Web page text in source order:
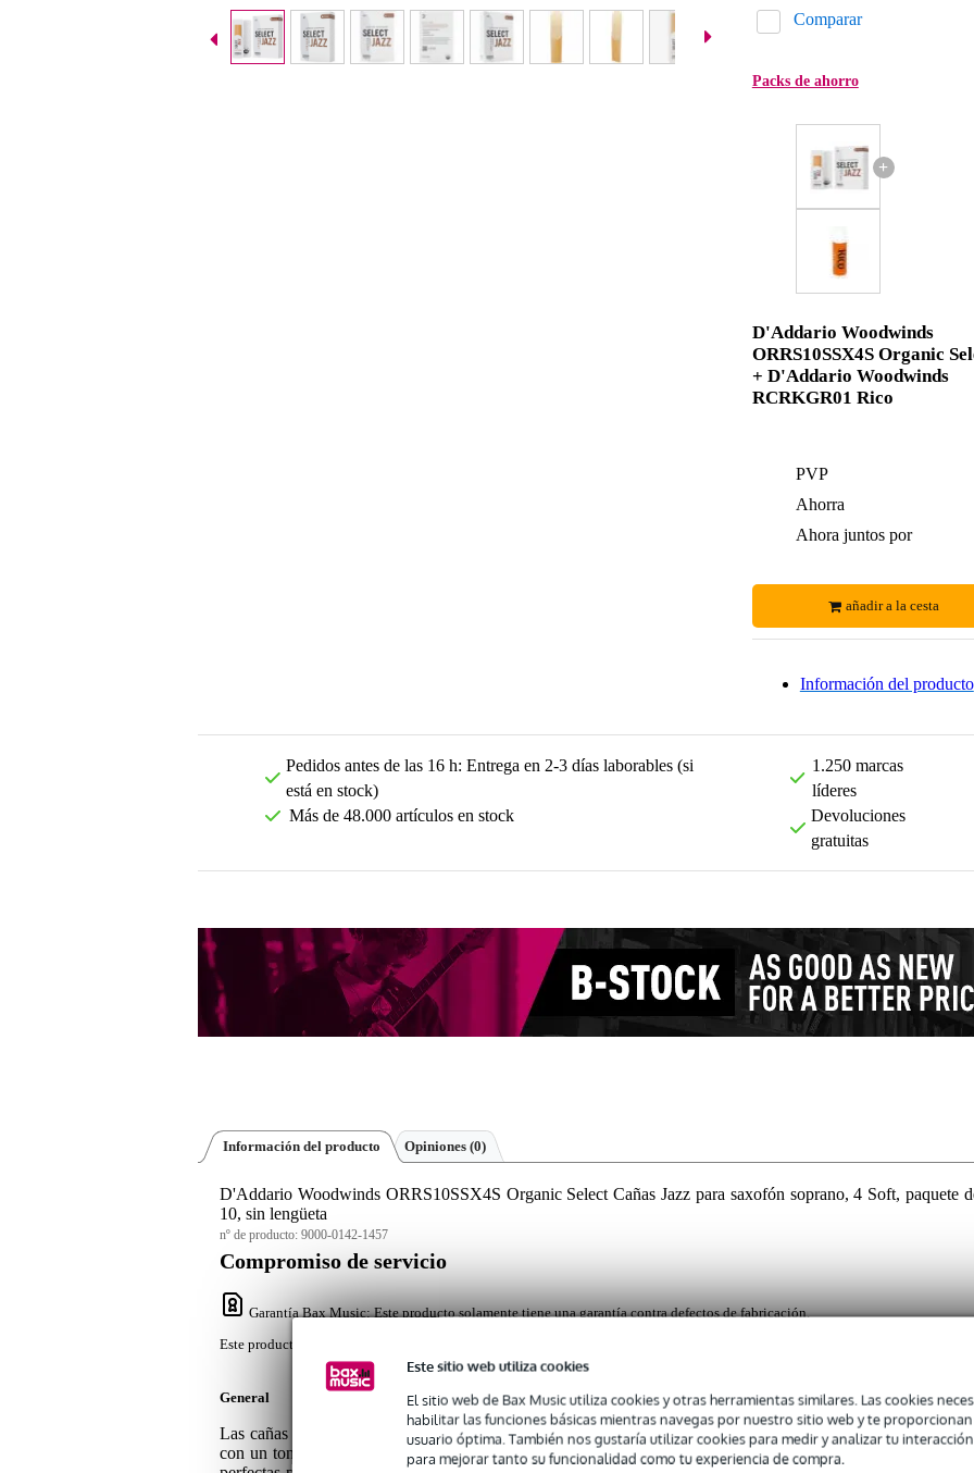
Este sitio web utiliza cookies
El sitio web de Bax Music utiliza cookies y otras herramientas similares. Las cookies
habilitar las funciones básicas mientras navegas por nuestro sitio web y te
usuario óptima. También nos gustaría utilizar cookies para medir y analizar tu
para mejorar tanto su funcionalidad como tu experiencia de compra.
Comparar
Packs de ahorro
+
D'Addario Woodwinds
ORRS10SSX4S Organic
+ D'Addario Woodwinds
RCRKGR01 Rico
PVP
Ahorra
Ahora juntos por
añadir a la cesta
Información del producto
Pedidos antes de las 16 h: Entrega en 2-3 días laborables (si
está en stock)
Más de 48.000 artículos en stock
1.250 marcas
líderes
Devoluciones
gratuitas
Información del producto Opiniones (0)
D'Addario Woodwinds ORRS10SSX4S Organic Select Cañas Jazz para saxofón soprano, 4 Soft, paquete
10, sin lengüeta
nº de producto: 9000-0142-1457
Compromiso de servicio
Garantía Bax Music: Este producto solamente tiene una garantía contra defectos de fabricación.
Este producto solamente tiene una garantía contra defectos de fabricación.
General
Las cañas D'Addario Organic Select Jazz para saxofón soprano ofrecen una excelente proyección y
con un tono vivo y expresivo. Estas cañas sin filtrar ofrecen la máxima flexibilidad para la articulación y son